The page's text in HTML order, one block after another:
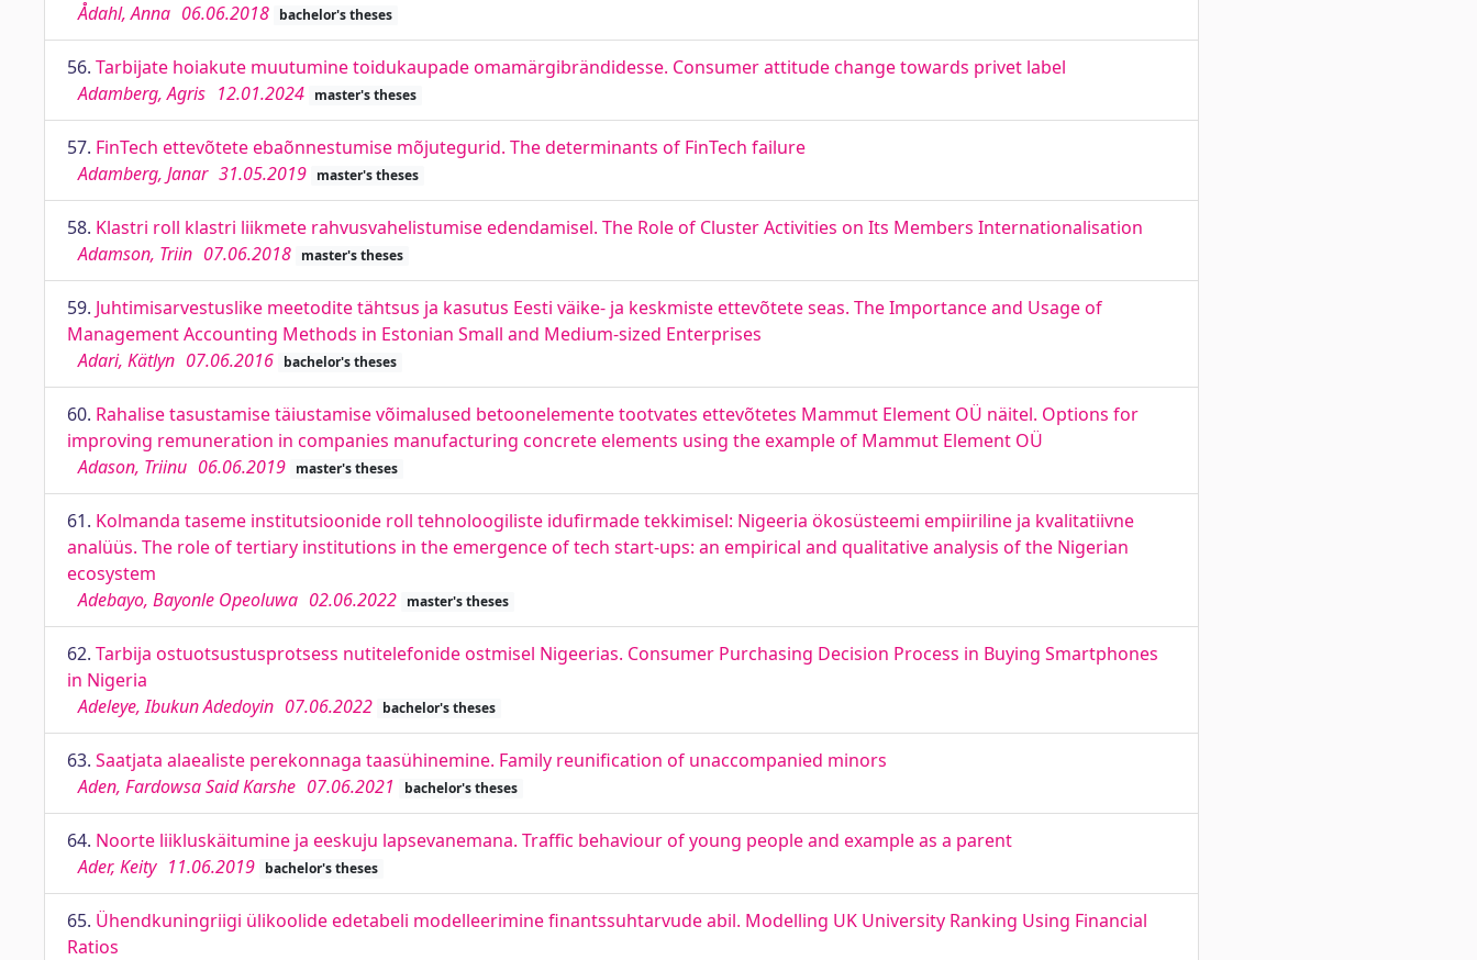
Ådahl, Anna 06.06.2018 bachelor's theses
56. Tarbijate hoiakute muutumine toidukaupade omamärgibrändidesse. Consumer attitude change towards privet label
Adamberg, Agris 12.01.2024 master's theses
57. FinTech ettevõtete ebaõnnestumise mõjutegurid. The determinants of FinTech failure
Adamberg, Janar 31.05.2019 master's theses
58. Klastri roll klastri liikmete rahvusvahelistumise edendamisel. The Role of Cluster Activities on Its Members Internationalisation
Adamson, Triin 07.06.2018 master's theses
59. Juhtimisarvestuslike meetodite tähtsus ja kasutus Eesti väike- ja keskmiste ettevõtete seas. The Importance and Usage of
Management Accounting Methods in Estonian Small and Medium-sized Enterprises
Adari, Kätlyn 07.06.2016 bachelor's theses
60. Rahalise tasustamise täiustamise võimalused betoonelemente tootvates ettevõtetes Mammut Element OÜ näitel. Options for
improving remuneration in companies manufacturing concrete elements using the example of Mammut Element OÜ
Adason, Triinu 06.06.2019 master's theses
61. Kolmanda taseme institutsioonide roll tehnoloogiliste idufirmade tekkimisel: Nigeeria ökosüsteemi empiiriline ja kvalitatiivne
analüüs. The role of tertiary institutions in the emergence of tech start-ups: an empirical and qualitative analysis of the Nigerian
ecosystem
Adebayo, Bayonle Opeoluwa 02.06.2022 master's theses
62. Tarbija ostuotsustusprotsess nutitelefonide ostmisel Nigeerias. Consumer Purchasing Decision Process in Buying Smartphones
in Nigeria
Adeleye, Ibukun Adedoyin 07.06.2022 bachelor's theses
63. Saatjata alaealiste perekonnaga taasühinemine. Family reunification of unaccompanied minors
Aden, Fardowsa Said Karshe 07.06.2021 bachelor's theses
64. Noorte liikluskäitumine ja eeskuju lapsevanemana. Traffic behaviour of young people and example as a parent
Ader, Keity 11.06.2019 bachelor's theses
65. Ühendkuningriigi ülikoolide edetabeli modelleerimine finantssuhtarvude abil. Modelling UK University Ranking Using Financial
Ratios